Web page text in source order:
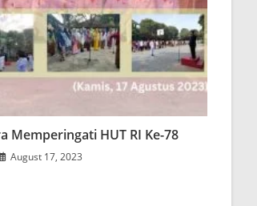
Memperingati HUT RI Ke-78
August 17, 2023